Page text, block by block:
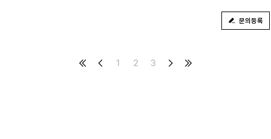
문의등록
1 2 3